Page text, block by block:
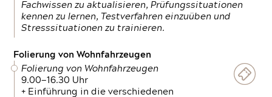
Fachwissen zu aktualisieren, Prüfungssituationen
kennen zu lernen, Testverfahren einzuüben und
Stresssituationen zu trainieren.
Folierung von Wohnfahrzeugen
Folierung von Wohnfahrzeugen
9.00—16.30 Uhr
+ Einführung in die verschiedenen